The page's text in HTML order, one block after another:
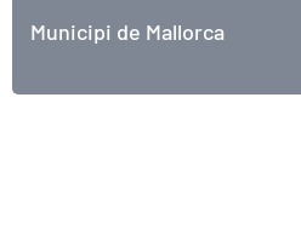
Municipi de Mallorca